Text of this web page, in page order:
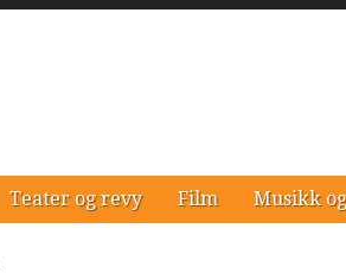
Teater og revy Film Musikk